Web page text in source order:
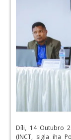
Díli, 14 Outubro
(INCT, sigla iha